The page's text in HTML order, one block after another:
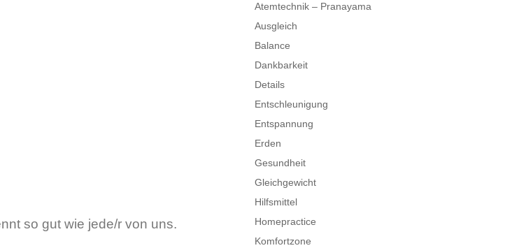
so gut wie jede/r von uns.
Atemtechnik – Pranayama
Ausgleich
Balance
Dankbarkeit
Details
Entschleunigung
Entspannung
Erden
Gesundheit
Gleichgewicht
Hilfsmittel
Homepractice
Komfortzone